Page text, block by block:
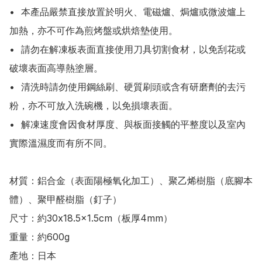
•	本產品嚴禁直接放置於明火、電磁爐、焗爐或微波爐上
加熱，亦不可作為煎烤盤或烘焙墊使用。
•	請勿在解凍板表面直接使用刀具切割食材，以免刮花或
破壞表面高導熱塗層。
•	清洗時請勿使用鋼絲刷、硬質刷頭或含有研磨劑的去污
粉，亦不可放入洗碗機，以免損壞表面。
•	解凍速度會因食材厚度、與板面接觸的平整度以及室內
實際溫濕度而有所不同。
材質：鋁合金（表面陽極氧化加工）、聚乙烯樹脂（底腳本
體）、聚甲醛樹脂（釘子）
尺寸：約30x18.5x1.5cm（板厚4mm）
重量：約600g
產地：日本